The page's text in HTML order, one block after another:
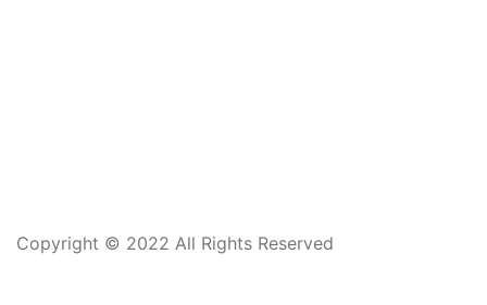
Copyright © 2022 All Rights Reserved